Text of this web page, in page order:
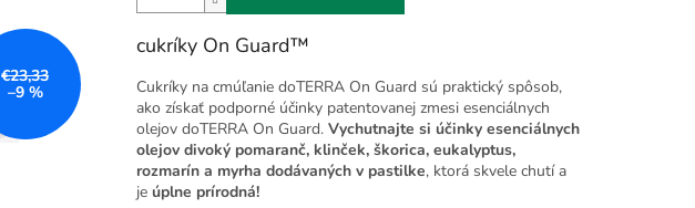
€23,33
–9 %
cukríky On Guard™
Cukríky na cmúľanie doTERRA On Guard sú praktický spôsob,
ako získať podporné účinky patentovanej zmesi esenciálnych
olejov doTERRA On Guard. Vychutnajte si účinky esenciálnych
olejov divoký pomaranč, klinček, škorica, eukalyptus,
rozmarín a myrha dodávaných v pastilke, ktorá skvele chutí a
je úplne prírodná!